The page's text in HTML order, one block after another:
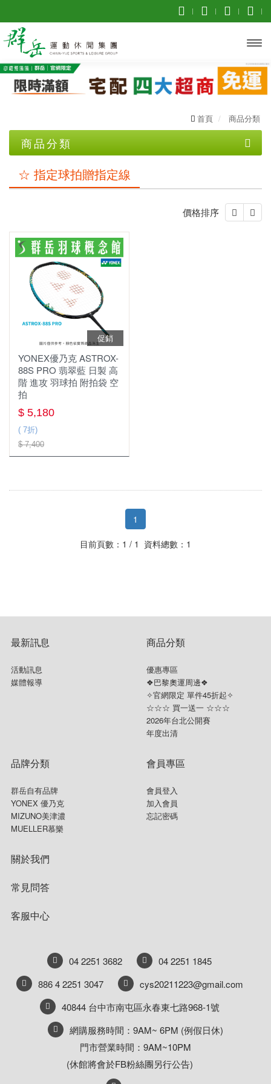
主選
首頁 商品分類
商品分類
優惠專區
2026年台北公開賽
❖巴黎奧運周邊❖
✧官網限定 單件45折起✧
年度出清
✧٩ 優惠服飾 و✧
⏦ MIZUNO服飾 ⏦
群岳嚴選 ⌔F4自有品牌⌔
服飾
男上衣
女上衣
女下著
男下著
慢跑鞋
羽球鞋
YONEX優乃克
MIZUNO美津濃
羽球拍
羽球線
運動包款
羽球矩形包/背包
☆ 指定球拍贈指定線
價格排序
促銷
YONEX優乃克 ASTROX-
88S PRO 翡翠藍 日製 高
階 進攻 羽球拍 附拍袋 空
拍
$ 5,180
( 7折)
$ 7,400
1
目前頁數：1 / 1 資料總數：1
最新訊息
活動訊息
媒體報導
商品分類
優惠專區
❖巴黎奧運周邊❖
✧官網限定 單件45折起✧
☆☆☆ 買一送一 ☆☆☆
2026年台北公開賽
年度出清
品牌分類
群岳自有品牌
YONEX 優乃克
MIZUNO美津濃
MUELLER慕樂
會員專區
會員登入
加入會員
忘記密碼
關於我們
常見問答
客服中心
04 2251 3682
04 2251 1845
886 4 2251 3047
cys20211223@gmail.com
40844 台中市南屯區永春東七路968-1號
網購服務時間：9AM~ 6PM (例假日休)
門市營業時間：9AM~10PM
(休館將會於FB粉絲團另行公告)